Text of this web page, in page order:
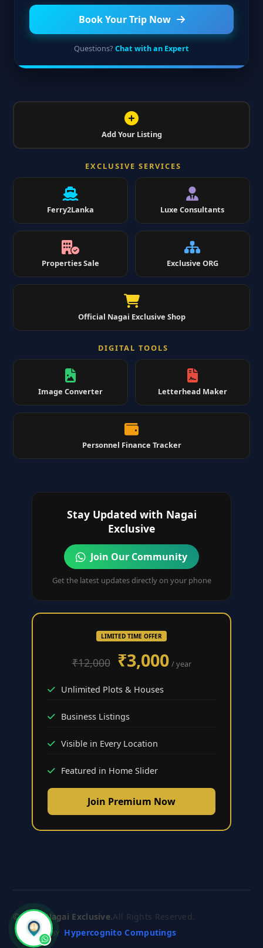
Book Your Trip Now
Questions? Chat with an Expert
Add Your Listing
EXCLUSIVE SERVICES
Ferry2Lanka Luxe Consultants
Properties Sale Exclusive ORG
Official Nagai Exclusive Shop
DIGITAL TOOLS
Image Converter Letterhead Maker
Personnel Finance Tracker
Stay Updated with Nagai
Exclusive
Join Our Community
Get the latest updates directly on your phone
LIMITED TIME OFFER
₹12,000 ₹3,000 / year
Unlimited Plots & Houses
Business Listings
Visible in Every Location
Featured in Home Slider
Join Premium Now
© 2026Nagai Exclusive.All Rights Reserved.
CRAFTED BY Hypercognito Computings